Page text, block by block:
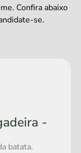
Confira abaixo
se.
-
batata.